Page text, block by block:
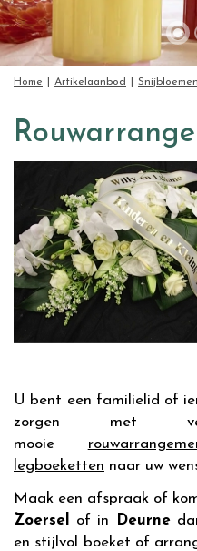
n
t
Home Artikelaanbod Snijbloemen
U bent een familielid of
zorgen met
mooie
legboeketten naar uw
Maak een afspraak of
Zoersel
of in Deurne
en stijlvol boeket of